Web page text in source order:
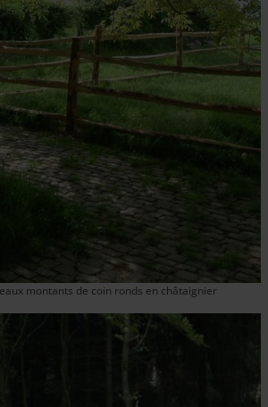
montants de coin ronds en châtaignier